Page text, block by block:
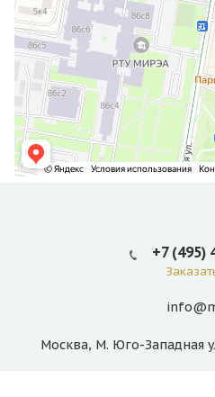
+7 (495)
Москва, М. Юго-Западная